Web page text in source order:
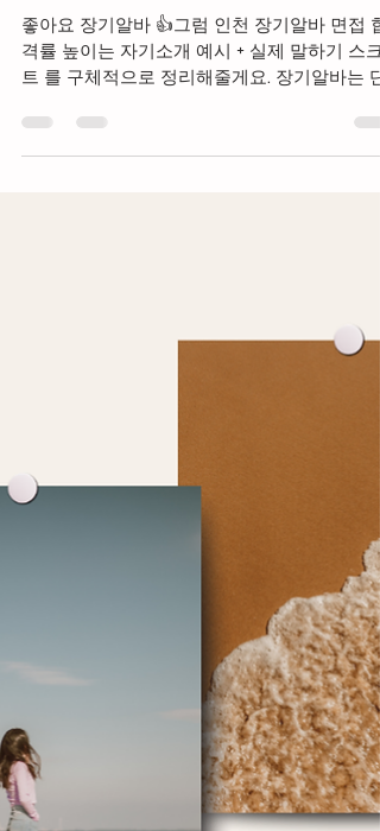
르게 “오래 일할 사람인
가?
좋아요 장기알바 👍그럼 인천 장기알바 면접 합
실함 강조 이 4가지만 지키면 합격률이 확 올라
니다. 🗣 2️⃣ 업종별 자기소개 예시 🍴 장기알바
있고, 무엇보다 근태를 가장 중요하게 생각합니
다. 최소 6개월 이상 꾸준히 근무할 계획이며, 오
래 일하면서 매장에 도움이 되는 직원이 되고